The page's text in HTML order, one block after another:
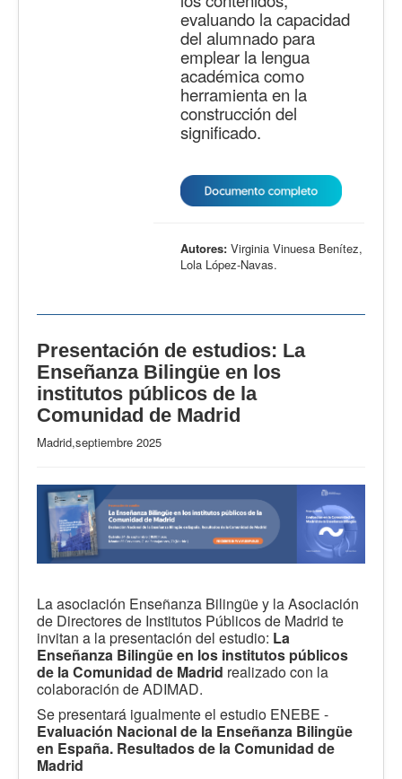
evaluando la capacidad
del alumnado para
emplear la lengua
académica como
herramienta en la
construcción del
significado.
Autores: Virginia Vinuesa Benítez,
Lola López-Navas.
Presentación de estudios: La
Enseñanza Bilingüe en los
institutos públicos de la
Comunidad de Madrid
Madrid,septiembre 2025
La asociación Enseñanza Bilingüe y la Asociación
de Directores de Institutos Públicos de Madrid te
invitan a la presentación del estudio: La
Enseñanza Bilingüe en los institutos públicos
de la Comunidad de Madrid realizado con la
colaboración de ADIMAD.
Se presentará igualmente el estudio ENEBE -
Evaluación Nacional de la Enseñanza Bilingüe
en España. Resultados de la Comunidad de
Madrid